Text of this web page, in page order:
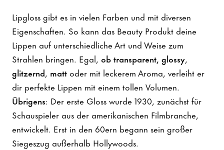
Lipgloss gibt es in vielen Farben und mit diversen
Eigenschaften. So kann das Beauty Produkt deine
Lippen auf unterschiedliche Art und Weise zum
Strahlen bringen. Egal, ob transparent, glossy,
glitzernd, matt oder mit leckerem Aroma, verleiht er
dir perfekte Lippen mit einem tollen Volumen.
Übrigens: Der erste Gloss wurde 1930, zunächst für
Schauspieler aus der amerikanischen Filmbranche,
entwickelt. Erst in den 60ern begann sein großer
Siegeszug außerhalb Hollywoods.